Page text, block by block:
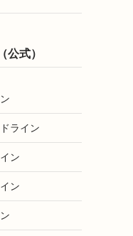
式）
ライン
ン
ン